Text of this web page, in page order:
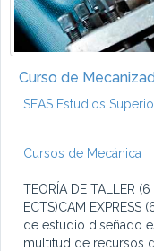
Curso de
SEAS Estudios
Cursos de Mecánica
TEORÍA DE TALLER
ECTS)CAM
de estudio diseñado
multitud de recursos